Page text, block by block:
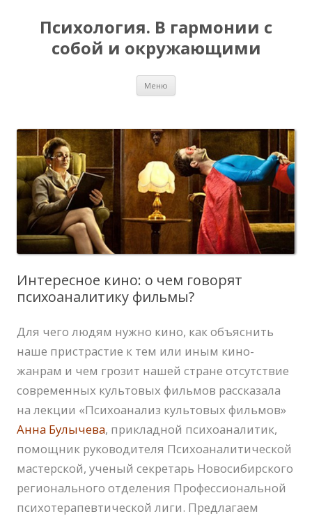
Психология. В гармонии с
собой и окружающими
Меню
Интересное кино: о чем говорят
психоаналитику фильмы?
Для чего людям нужно кино, как объяснить
наше пристрастие к тем или иным кино-
жанрам и чем грозит нашей стране отсутствие
современных культовых фильмов рассказала
на лекции «Психоанализ культовых фильмов»
Анна Булычева, прикладной психоаналитик,
помощник руководителя Психоаналитической
мастерской, ученый секретарь Новосибирского
регионального отделения Профессиональной
психотерапевтической лиги. Предлагаем